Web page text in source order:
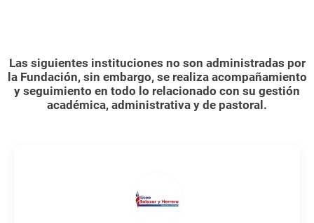
Las siguientes instituciones no son administradas por
la Fundación, sin embargo, se realiza acompañamiento
y seguimiento en todo lo relacionado con su gestión
académica, administrativa y de pastoral.